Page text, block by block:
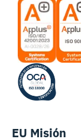
EU Misión